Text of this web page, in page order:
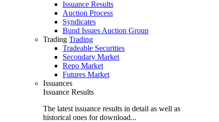
Issuance Results
Auction Process
Syndicates
Bund Issues Auction Group
Trading Trading
Tradeable Securities
Secondary Market
Repo Market
Futures Market
Issuances
Issuance Results
The latest issuance results in detail as well as
historical ones for download...